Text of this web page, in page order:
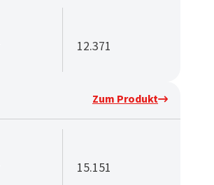
12.371
Zum Produkt
15.151